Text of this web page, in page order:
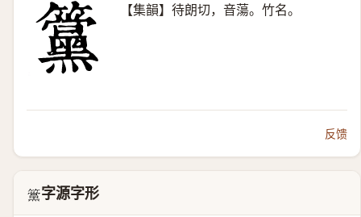
【集韻】待朗切，音蕩。竹名。
反馈
𥸈 字源字形